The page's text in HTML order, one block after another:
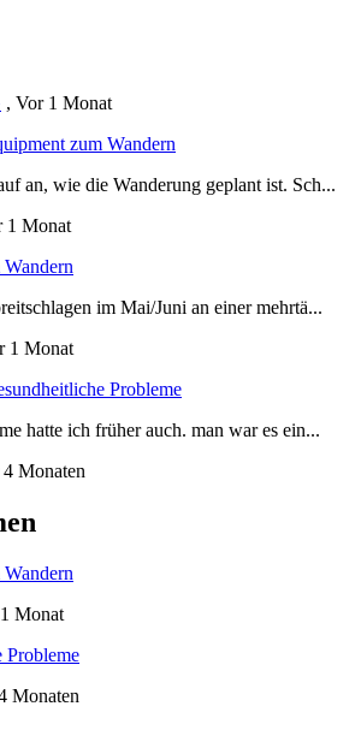
, Vor 1 Monat
zum Wandern
an, wie die Wanderung geplant ist. Sch...
1 Monat
im Mai/Juni an einer mehrtä...
1 Monat
Probleme
hatte ich früher auch. man war es ein...
Monaten
Monat
Probleme
Monaten